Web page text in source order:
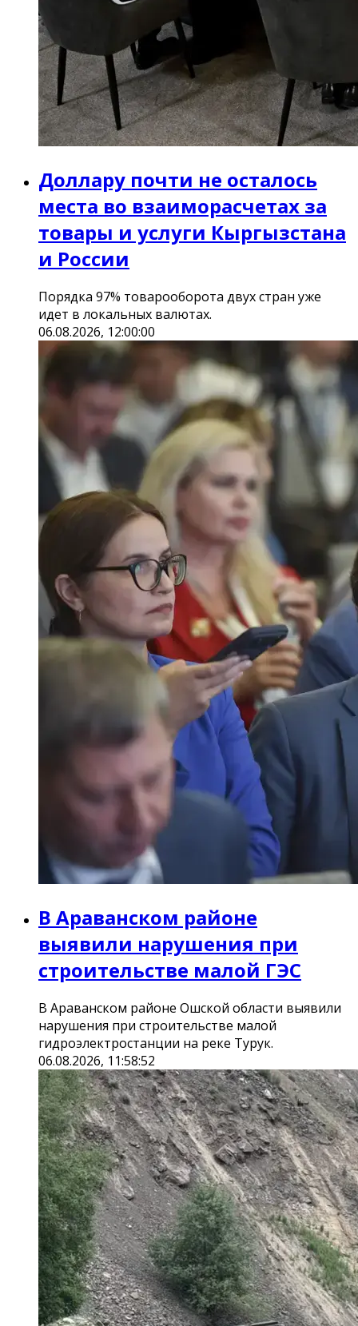
Доллару почти не осталось
места во взаиморасчетах за
товары и услуги Кыргызстана
и России
Порядка 97% товарооборота двух стран уже
идет в локальных валютах.
06.08.2026, 12:00:00
В Араванском районе
выявили нарушения при
строительстве малой ГЭС
В Араванском районе Ошской области выявили
нарушения при строительстве малой
гидроэлектростанции на реке Турук.
06.08.2026, 11:58:52